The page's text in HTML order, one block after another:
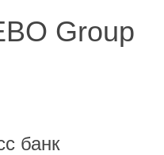
Group
банк